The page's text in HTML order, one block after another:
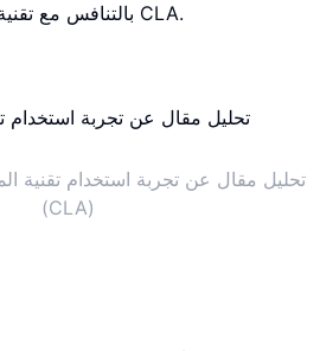
من شركة openAI بالتنافس مع تقنية CLA.
تحليل مقال عن تجربة استخدام تقنية
(CLA)